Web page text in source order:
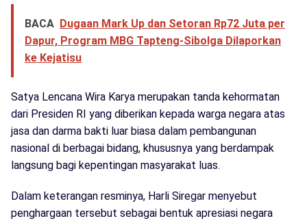
BACA Dugaan Mark Up dan Setoran Rp72 Juta per
Dapur, Program MBG Tapteng-Sibolga Dilaporkan
ke Kejatisu
Satya Lencana Wira Karya merupakan tanda kehormatan
dari Presiden RI yang diberikan kepada warga negara atas
jasa dan darma bakti luar biasa dalam pembangunan
nasional di berbagai bidang, khususnya yang berdampak
langsung bagi kepentingan masyarakat luas.
Dalam keterangan resminya, Harli Siregar menyebut
penghargaan tersebut sebagai bentuk apresiasi negara